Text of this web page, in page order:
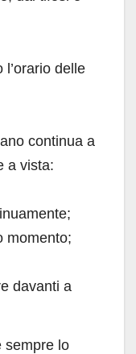
delle
continua a
a vista:
momento;
davanti a
sempre lo